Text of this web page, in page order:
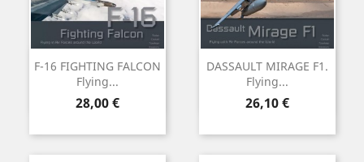
F-16 FIGHTING FALCON
Flying...
Precio
28,00 €
DASSAULT MIRAGE F1.
Flying...
Precio
26,10 €